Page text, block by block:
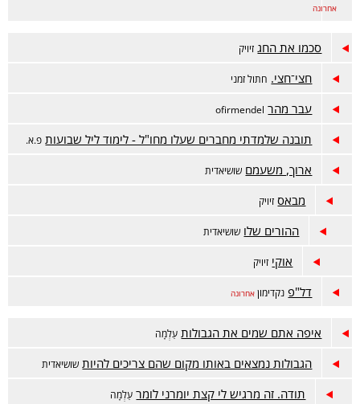
אחרונה
סכמו את החג זיויק
חצי־חצי. חתול זמני
עבר מהר ofirmendel
תובנה שלמדתי מחברים שעלו מחו"ל - לימוד ליל שבועות פ.א.
ארוך, משעמם שושיאדית
מבאס זיויק
ההורים שלו שושיאדית
אוקי זיויק
דל"פ נקדימון אחרונה
איפה אתם שמים את הגבולות עַלְמָה
הגבולות נמצאים באותו מקום שהם צריכים להיות שושיאדית
תודה. זה מרגיש לי קצת יומרני לומר עַלְמָה